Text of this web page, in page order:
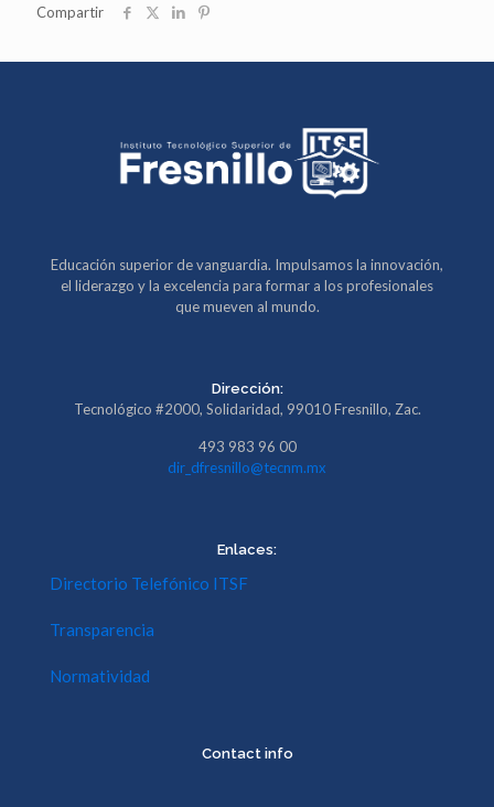
Compartir
Educación superior de vanguardia. Impulsamos la innovación,
el liderazgo y la excelencia para formar a los profesionales
que mueven al mundo.
Dirección:
Tecnológico #2000, Solidaridad, 99010 Fresnillo, Zac.
493 983 96 00
dir_dfresnillo@tecnm.mx
Enlaces:
Directorio Telefónico ITSF
Transparencia
Normatividad
Contact info